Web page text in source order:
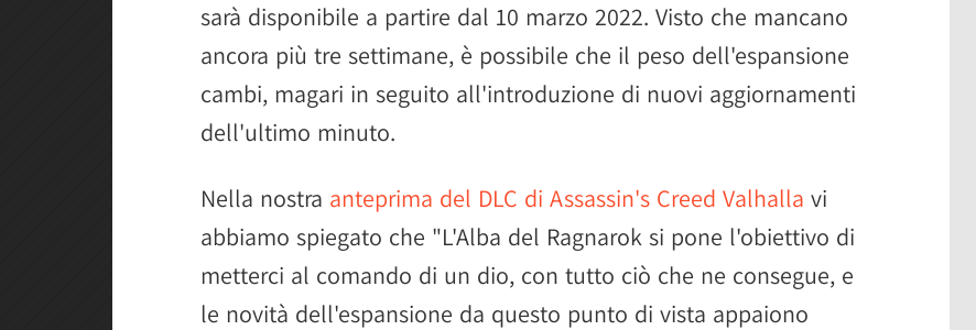
sarà disponibile a partire dal 10 marzo 2022. Visto che mancano
ancora più tre settimane, è possibile che il peso dell'espansione
cambi, magari in seguito all'introduzione di nuovi aggiornamenti
dell'ultimo minuto.
Nella nostra anteprima del DLC di Assassin's Creed Valhalla vi
abbiamo spiegato che "L'Alba del Ragnarok si pone l'obiettivo di
metterci al comando di un dio, con tutto ciò che ne consegue, e
le novità dell'espansione da questo punto di vista appaiono